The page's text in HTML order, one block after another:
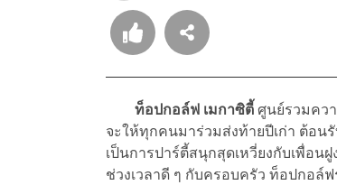
ท็อปกอล์ฟ เมกาซิตี้ ศูนย์รวมคว
จะให้ทุกคนมาร่วมส่งท้ายปีเก่า ต้อน
เป็นการปาร์ตี้สนุกสุดเหวี่ยงกับเพื่อ
ช่วงเวลาดี ๆ กับครอบครัว ท็อปกอล์